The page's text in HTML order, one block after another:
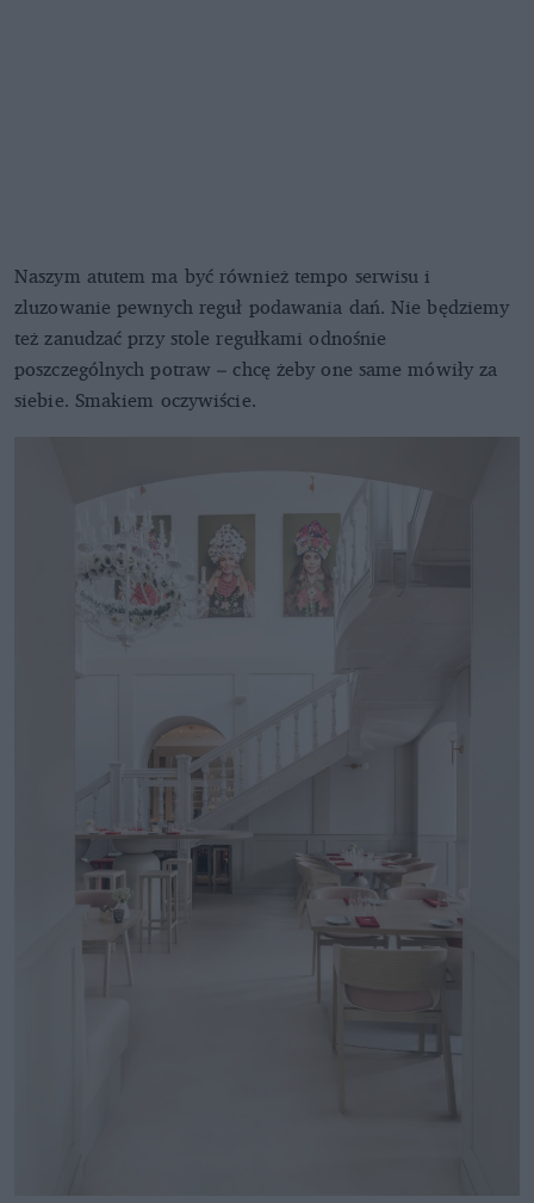
Naszym atutem ma być również tempo serwisu i
zluzowanie pewnych reguł podawania dań. Nie będziemy
też zanudzać przy stole regułkami odnośnie
poszczególnych potraw – chcę żeby one same mówiły za
siebie. Smakiem oczywiście.